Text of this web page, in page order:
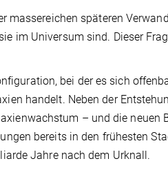
massereichen späteren
im Universum sind. Dieser
bei der es sich
handelt. Neben der
– und die neuen
bereits in den frühesten
Jahre nach dem Urknall.